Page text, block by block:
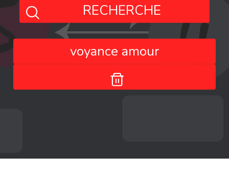
RECHERCHE
voyance amour